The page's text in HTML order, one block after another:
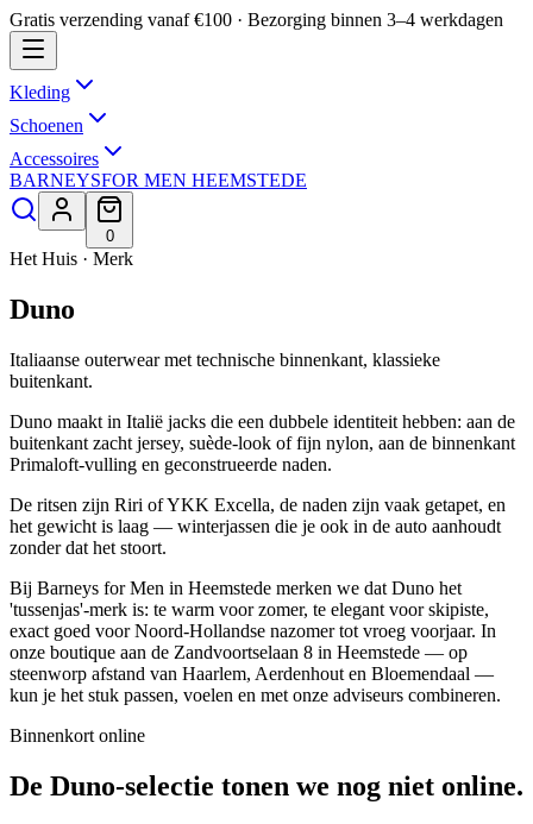
Gratis verzending vanaf €100 · Bezorging binnen 3–4 werkdagen
Kleding
Schoenen
Accessoires
BARNEYSFOR MEN HEEMSTEDE
0
Het Huis · Merk
Duno
Italiaanse outerwear met technische binnenkant, klassieke
buitenkant.
Duno maakt in Italië jacks die een dubbele identiteit hebben: aan de
buitenkant zacht jersey, suède-look of fijn nylon, aan de binnenkant
Primaloft-vulling en geconstrueerde naden.
De ritsen zijn Riri of YKK Excella, de naden zijn vaak getapet, en
het gewicht is laag — winterjassen die je ook in de auto aanhoudt
zonder dat het stoort.
Bij Barneys for Men in Heemstede merken we dat Duno het
'tussenjas'-merk is: te warm voor zomer, te elegant voor skipiste,
exact goed voor Noord-Hollandse nazomer tot vroeg voorjaar. In
onze boutique aan de Zandvoortselaan 8 in Heemstede — op
steenworp afstand van Haarlem, Aerdenhout en Bloemendaal —
kun je het stuk passen, voelen en met onze adviseurs combineren.
Binnenkort online
De Duno-selectie tonen we nog niet online.